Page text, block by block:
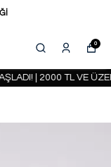
0
| 2000 TL VE ÜZERİ